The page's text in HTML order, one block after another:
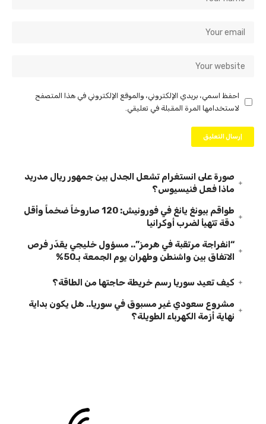
احفظ اسمي، بريدي الإلكتروني، والموقع الإلكتروني في هذا المتصفح
لاستخدامها المرة المقبلة في تعليقي.
صورة على انستغرام تشعل الجدل بين جمهور ريال مدريد
ماذا فعل فنيسيوس؟
طواقم بيونغ يانغ في فورونيش: 120 صاروخاً ضخماً وأقل
دقة تتهيأ لضرب أوكرانيا
“انفراجة مرتقبة في هرمز”.. مسؤول خليجي يقدّر فرص
الاتفاق بين واشنطن وطهران يوم الجمعة بـ50%
كيف تعيد سوريا رسم خريطة حاجتها من الطاقة؟
مشروع سعودي غير مسبوق في سوريا.. هل يكون بداية
نهاية أزمة الكهرباء الطويلة؟